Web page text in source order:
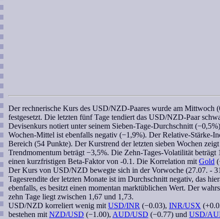
Derrechnerische Kurs des USD/NZD-Paares wurde am Mittwoch
festgesetzt. Die letzten fünf Tage tendiert das USD/NZD-Paar
Devisenkurs notiert unter seinem Sieben-Tage-Durchschnitt
Wochen-Mittel ist ebenfalls negativ (−1,9%). DerRelative-Stärke-
Bereich (54 Punkte). Der Kurstrend der letzten sieben Wochen
Trendmomentum beträgt −3,5%. Die Zehn-Tages-Volatilität
einen kurzfristigen Beta-Faktorvon -0.1. Die Korrelation mit Gold
Der Kurs von USD/NZD bewegte sich in der Vorwoche (27.07. -
Tagesrendite der letzten Monate ist im Durchschnitt negativ, das
ebenfalls, es besitzt einen momentan marktüblichen Wert. Der
zehn Tage liegt zwischen 1,67 und 1,73.
USD/NZD korreliert wenig mit USD/INR (−0.03), INR/USX
bestehen mit NZD/USD (−1.00), AUD/USD (−0.77) und USD/